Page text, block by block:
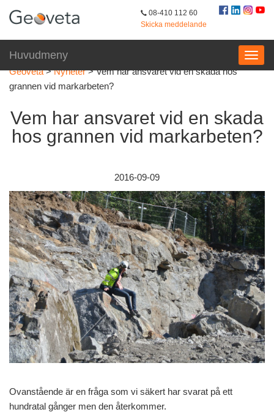
08-410 112 60
Skicka meddelande
Huvudmeny
Geoveta>Nyheter>Vem har ansvaret vid en skada hos
grannen vid markarbeten?
Vem har ansvaret vid en skada
hos grannen vid markarbeten?
2016-09-09
Ovanstående är en fråga som vi säkert har svarat på ett
hundratal gånger men den återkommer.